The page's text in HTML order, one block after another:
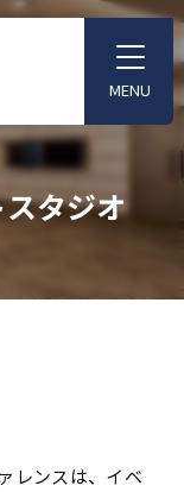
T
o
g
n
タジオ
レンスは、イベ